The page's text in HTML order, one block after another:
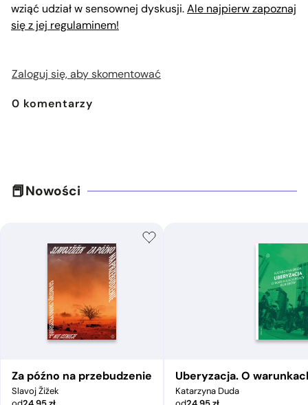
wziąć udział w sensownej dyskusji.Ale najpierw zapoznaj
się z jej regulaminem!
Zaloguj się, aby skomentować
0 komentarzy
Nowości
Za późno na przebudzenie
Slavoj Žižek
Uberyzacja. O
Katarzyna Duda